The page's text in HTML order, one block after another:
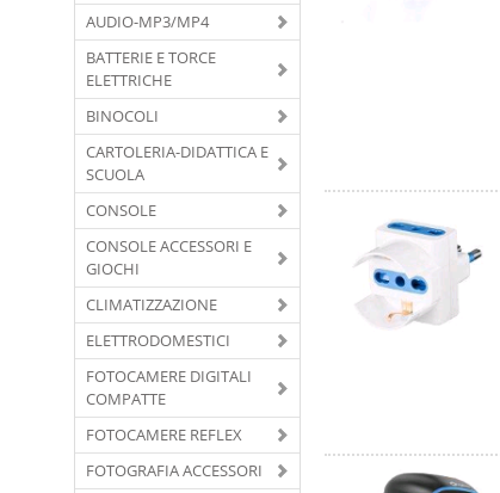
AUDIO-MP3/MP4
BATTERIE E TORCE
ELETTRICHE
BINOCOLI
CARTOLERIA-DIDATTICA E
SCUOLA
CONSOLE
CONSOLE ACCESSORI E
GIOCHI
CLIMATIZZAZIONE
ELETTRODOMESTICI
FOTOCAMERE DIGITALI
COMPATTE
FOTOCAMERE REFLEX
FOTOGRAFIA ACCESSORI